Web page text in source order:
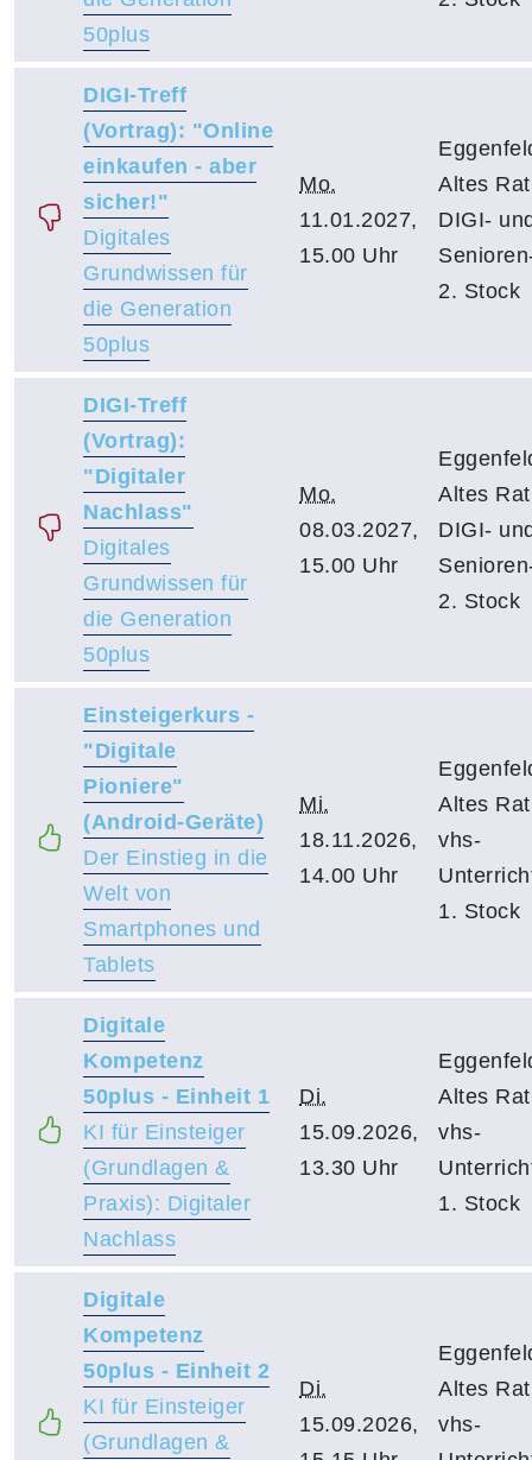
50plus
DIGI-Treff
(Vortrag): "Online
einkaufen - aber
sicher!"
Digitales
Grundwissen für
die Generation
50plus
Mo.
11.01.2027,
15.00 Uhr
Altes
DIGI-
2. Stock
DIGI-Treff
(Vortrag):
"Digitaler
Nachlass"
Digitales
Grundwissen für
die Generation
50plus
Mo.
08.03.2027,
15.00 Uhr
Altes
DIGI-
2. Stock
Einsteigerkurs -
"Digitale
Pioniere"
(Android-Geräte)
Der Einstieg in die
Welt von
Smartphones und
Tablets
Mi.
18.11.2026,
14.00 Uhr
Altes
vhs-
1. Stock
Digitale
Kompetenz
50plus - Einheit 1
KI für Einsteiger
(Grundlagen &
Praxis): Digitaler
Nachlass
Di.
15.09.2026,
13.30 Uhr
Altes
vhs-
1. Stock
Digitale
Kompetenz
50plus - Einheit 2
KI für Einsteiger
(Grundlagen &
Di.
15.09.2026,
Altes
vhs-